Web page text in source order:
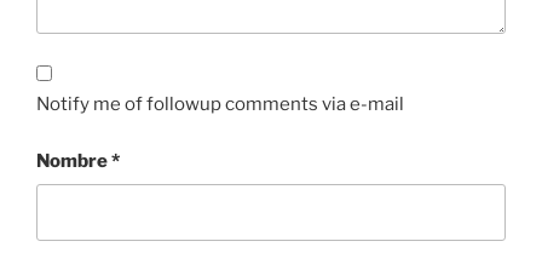
Notify me of followup comments via e-mail
Nombre*